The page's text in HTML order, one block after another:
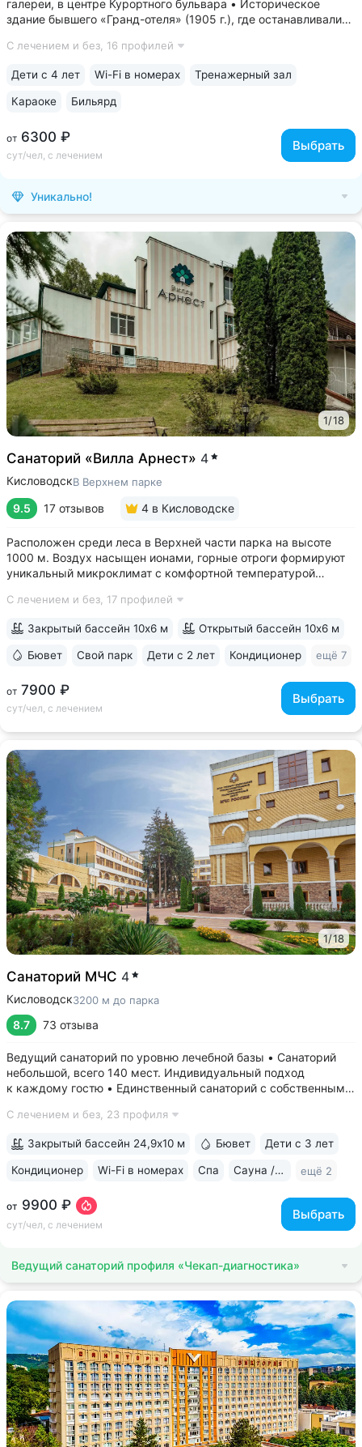
галереи, в центре Курортного бульвара • Историческое
здание бывшего «Гранд-отеля» (1905 г.), где останавливались
«Люкс», где жил В. В. Маяковский • Номера с балконами
С лечением и без, 16 профилей
от 6300 ₽
сут/чел, с лечением
Выбрать
Дети с 4 лет Wi-Fi в номерах Тренажерный зал
Караоке Бильярд
Уникально!
1/18
Санаторий «Вилла Арнест» 4
КисловодскВ Верхнем парке
9.5 17 отзывов 4 в Кисловодске
Расположен среди леса в Верхней части парка на высоте
1000 м. Воздух насыщен ионами, горные отроги формируют
уникальный микроклимат с комфортной температурой
№ 2Б Кисловодского парка • Один из лучших вариантов для
С лечением и без, 17 профилей
от 7900 ₽
сут/чел, с лечением
Выбрать
Закрытый бассейн 10х6 м Открытый бассейн 10х6 м
Бювет Свой парк Дети с 2 лет Кондиционер ещё 7
1/18
Санаторий МЧС 4
Кисловодск3200 м до парка
8.7 73 отзыва
Ведущий санаторий по уровню лечебной базы • Санаторий
небольшой, всего 140 мест. Индивидуальный подход
к каждому гостю • Единственный санаторий c собственными
комплекс CON-TREX (Германия) для диагностики
С лечением и без, 23 профиля
от 9900 ₽
сут/чел, с лечением
Выбрать
Закрытый бассейн 24,9х10 м Бювет Дети с 3 лет
Кондиционер Wi-Fi в номерах Спа Сауна / хаммам ещё 2
Ведущий санаторий профиля «Чекап-диагностика»